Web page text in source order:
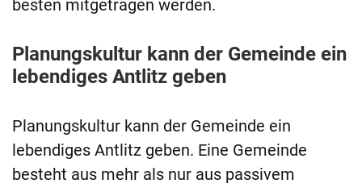
besten mitgetragen werden.
Planungskultur kann der Gemeinde ein
lebendiges Antlitz geben
Planungskultur kann der Gemeinde ein
lebendiges Antlitz geben. Eine Gemeinde
besteht aus mehr als nur aus passivem